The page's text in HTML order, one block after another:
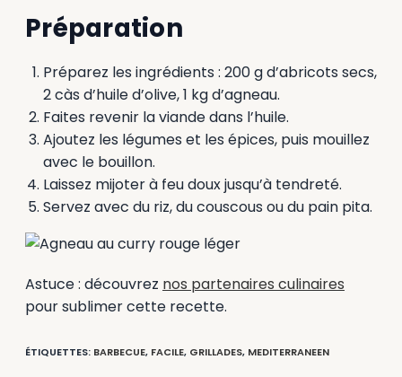
Préparation
Préparez les ingrédients : 200 g d’abricots secs,
2 càs d’huile d’olive, 1 kg d’agneau.
Faites revenir la viande dans l’huile.
Ajoutez les légumes et les épices, puis mouillez
avec le bouillon.
Laissez mijoter à feu doux jusqu’à tendreté.
Servez avec du riz, du couscous ou du pain pita.
Astuce : découvrez nos partenaires culinaires
pour sublimer cette recette.
ÉTIQUETTES: BARBECUE, FACILE, GRILLADES, MEDITERRANEEN